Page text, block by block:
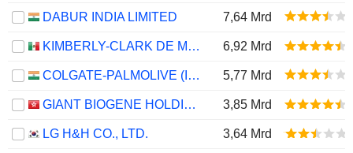
DABUR INDIA LIMITED 7,64 Mrd
KIMBERLY-CLARK DE MÉXICO, S. A. B. DE C. V. 6,92 Mrd
COLGATE-PALMOLIVE (INDIA) LIMITED 5,77 Mrd
GIANT BIOGENE HOLDING CO., LTD. 3,85 Mrd
LG H&H CO., LTD.
3,64 Mrd